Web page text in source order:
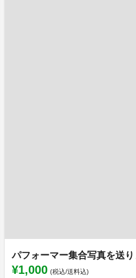
パフォーマー集合写真を送り
¥1,000 (税込/送料込)